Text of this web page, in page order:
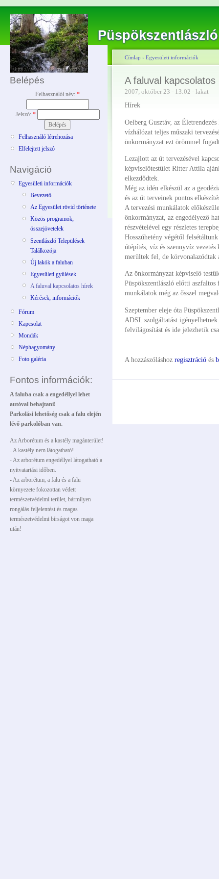
Püspökszentlászló
Belépés
Felhasználói név: *
Jelszó: *
Felhasználó létrehozása
Elfelejtett jelszó
Navigáció
Egyesületi információk
Bevezető
Az Egyesület rövid története
Közös programok,
összejövetelek
Szentlászló Települések
Találkozója
Új lakók a faluban
Egyesületi gyűlések
A faluval kapcsolatos hírek
Kérések, információk
Fórum
Kapcsolat
Mondák
Néphagyomány
Foto galéria
Fontos információk:
A faluba csak a engedéllyel lehet
autóval behajtani!
Parkolási lehetőség csak a falu elején
lévő parkolóban van.
Az Arborétum és a kastély magánterület!
- A kastély nem látogatható!
- Az arborétum engedéllyel látogatható a
nyitvatartási időben.
- Az arborétum, a falu és a falu
környezete fokozottan védett
természetvédelmi terület, bármilyen
rongálás feljelentést és magas
természetvédelmi bírságot von maga
után!
Címlap › Egyesületi információk
A faluval kapcsolatos
2007, október 23 - 13:02 - lakat
Hírek
Oelberg Gusztáv, az
vízhálózat teljes műszaki
önkormányzat ezt örömmel
Lezajlott az út tervezésével
képviselőtestület Ritter Attila
elkezdődtek.
Még az idén elkészül az a
és az út terveinek pontos
A tervezési munkálatok
önkormányzat, az engedélyező
részvételével egy részletes
Hosszúhetény végétől
útépítés, víz és szennyvíz
merültek fel, de körvonalazódtak
Az önkormányzat képviselő
Püspökszentlászló előtti aszfaltos
munkálatok még az ősszel
Szeptember eleje óta
ADSL szolgáltatást
felvilágosítást és ide jelezhetik
A hozzászóláshoz regisztráció és